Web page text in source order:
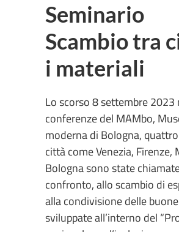
Seminario
Scambio tra
i materiali
Lo scorso 8 settembre 2023
conferenze del MAMbo,
moderna di Bologna,
città come Venezia, Firenze,
Bologna sono state
confronto, allo scambio di
alla condivisione delle
sviluppate all’interno del